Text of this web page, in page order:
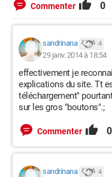
Commenter 0
sandrinana 4
29 janv. 2014 à 18:54
effectivement je
explications du site. Tt
téléchargement"
sur les gros "boutons".;
Commenter 0
sandrinana 4